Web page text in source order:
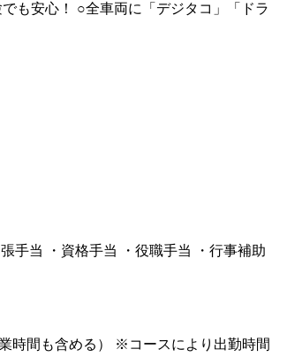
も安心！ ○全車両に「デジタコ」「ドラ
手当 ・資格手当 ・役職手当 ・行事補助
時間も含める） ※コースにより出勤時間